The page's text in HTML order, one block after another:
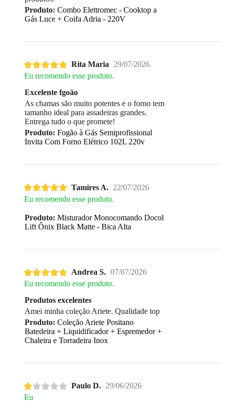
Produto: Combo Elettromec - Cooktop a
Gás Luce + Coifa Adria - 220V
Rita Maria 29/07/2026
Eu recomendo esse produto.
Excelente fgoão
As chamas são muito potentes e o forno tem
tamanho ideal para assadeiras grandes.
Entrega tudo o que promete!
Produto: Fogão à Gás Semiprofissional
Invita Com Forno Elétrico 102L 220v
Tamires A. 22/07/2026
Eu recomendo esse produto.
Produto: Misturador Monocomando Docol
Lift Ônix Black Matte - Bica Alta
Andrea S. 07/07/2026
Eu recomendo esse produto.
Produtos excelentes
Amei minha coleção Ariete. Qualidade top
Produto: Coleção Ariete Positano
Batedeira + Liquidificador + Espremedor +
Chaleira e Torradeira Inox
Paulo D. 29/06/2026
Eu